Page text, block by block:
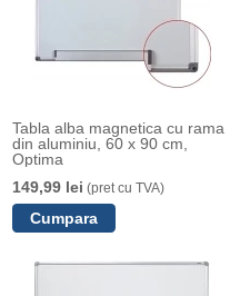
Tabla alba magnetica cu rama
din aluminiu, 60 x 90 cm,
Optima
149,99 lei (pret cu TVA)